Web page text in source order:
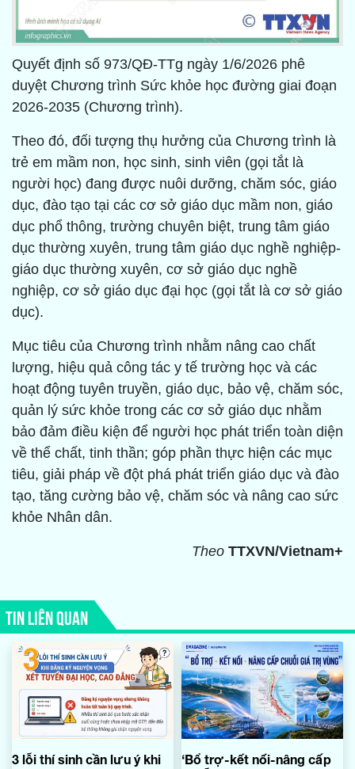
Quyết định số 973/QĐ-TTg ngày 1/6/2026 phê
duyệt Chương trình Sức khỏe học đường giai đoạn
2026-2035 (Chương trình).
Theo đó, đối tượng thụ hưởng của Chương trình là
trẻ em mầm non, học sinh, sinh viên (gọi tắt là
người học) đang được nuôi dưỡng, chăm sóc, giáo
dục, đào tạo tại các cơ sở giáo dục mầm non, giáo
dục phổ thông, trường chuyên biệt, trung tâm giáo
dục thường xuyên, trung tâm giáo dục nghề nghiệp-
giáo dục thường xuyên, cơ sở giáo dục nghề
nghiệp, cơ sở giáo dục đại học (gọi tắt là cơ sở giáo
dục).
Mục tiêu của Chương trình nhằm nâng cao chất
lượng, hiệu quả công tác y tế trường học và các
hoạt động tuyên truyền, giáo dục, bảo vệ, chăm sóc,
quản lý sức khỏe trong các cơ sở giáo dục nhằm
bảo đảm điều kiện để người học phát triển toàn diện
về thể chất, tinh thần; góp phần thực hiện các mục
tiêu, giải pháp về đột phá phát triển giáo dục và đào
tạo, tăng cường bảo vệ, chăm sóc và nâng cao sức
khỏe Nhân dân.
Theo TTXVN/Vietnam+
TIN LIÊN QUAN
3 lỗi thí sinh cần lưu ý khi
‘Bổ trợ-kết nối-nâng cấp